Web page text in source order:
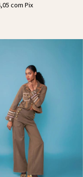
com Pix